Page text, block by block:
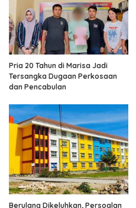
Pria 20 Tahun di Marisa Jadi
Tersangka Dugaan Perkosaan
dan Pencabulan
Berulang Dikeluhkan, Persoalan